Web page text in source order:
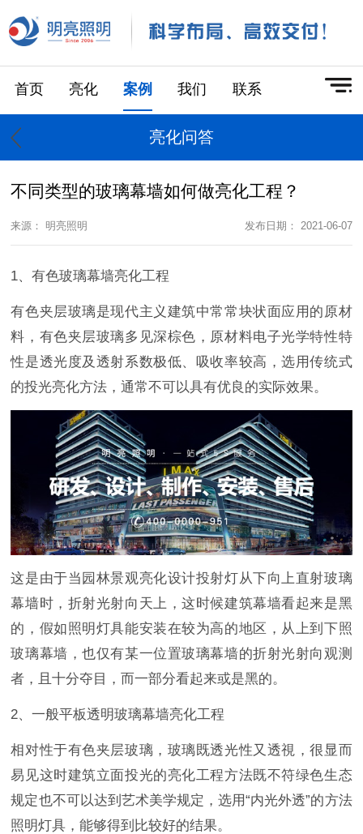
首页 亮化 案例 我们 联系
亮化问答
不同类型的玻璃幕墙如何做亮化工程？
来源： 明亮照明 发布日期： 2021-06-07
1、有色玻璃幕墙亮化工程
有色夹层玻璃是现代主义建筑中常常块状面应用的原材
料，有色夹层玻璃多见深棕色，原材料电子光学特性特
性是透光度及透射系数极低、吸收率较高，选用传统式
的投光亮化方法，通常不可以具有优良的实际效果。
这是由于当园林景观亮化设计投射灯从下向上直射玻璃
幕墙时，折射光射向天上，这时候建筑幕墙看起来是黑
的，假如照明灯具能安装在较为高的地区，从上到下照
玻璃幕墙，也仅有某一位置玻璃幕墙的折射光射向观测
者，且十分夺目，而一部分看起来或是黑的。
2、一般平板透明玻璃幕墙亮化工程
相对性于有色夹层玻璃，玻璃既透光性又透視，很显而
易见这时建筑立面投光的亮化工程方法既不符绿色生态
规定也不可以达到艺术美学规定，选用“内光外透”的方法
照明灯具，能够得到比较好的结果。